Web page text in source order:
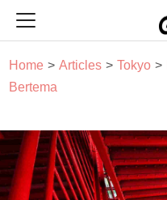
Home Articles Tokyo
Bertema